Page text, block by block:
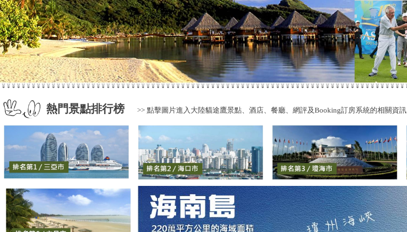
熱門景點排行榜 >> 點擊圖片進入大陸貓途鷹景點、酒店、餐廳、網評及Booking訂房系統的相關資訊